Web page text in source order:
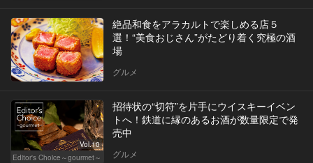
絶品和食をアラカルトで楽しめる店５
選！“美食おじさん”がたどり着く究極の酒
場
グルメ
Vol.10
Editor's Choice～gourmet～
招待状の“切符”を片手にウイスキーイベン
トへ！鉄道に縁のあるお酒が数量限定で発
売中
グルメ